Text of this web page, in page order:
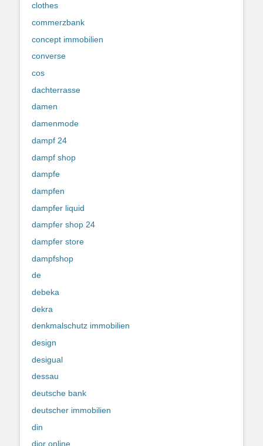
clothes
commerzbank
concept immobilien
converse
cos
dachterrasse
damen
damenmode
dampf 24
dampf shop
dampfe
dampfen
dampfer liquid
dampfer shop 24
dampfer store
dampfshop
de
debeka
dekra
denkmalschutz immobilien
design
desigual
dessau
deutsche bank
deutscher immobilien
din
dior online